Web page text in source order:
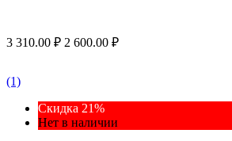
3 310.00 ₽ 2 600.00 ₽
(1)
Скидка 21%
Нет в наличии